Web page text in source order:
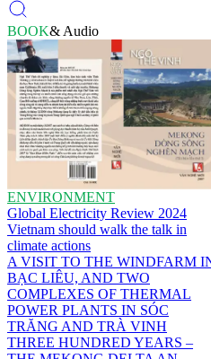
BOOK& Audio
ENVIRONMENT
Global Electricity Review 2024
Vietnam should walk the talk in
climate actions
A VISIT TO THE WINDFARM
BẠC LIÊU, AND TWO
COMPLEXES OF THERMAL
POWER PLANTS IN SÓC
TRĂNG AND TRÀ VINH
THREE HUNDRED YEARS –